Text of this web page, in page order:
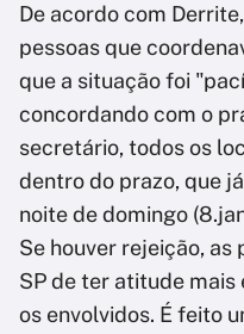
De acordo com
pessoas que
que a situação foi
concordando com o
secretário, todos os
dentro do prazo, que
noite de domingo
Se houver rejeição,
SP de ter atitude
os envolvidos. É feito